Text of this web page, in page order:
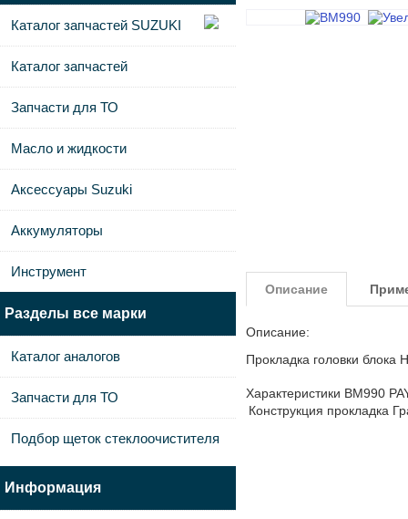
Описание
Описание:
Прокладка головки блока
Характеристики BM990
Конструкция прокладка
Каталог запчастей SUZUKI
Каталог запчастей
Запчасти для ТО
Масло и жидкости
Аксессуары Suzuki
Аккумуляторы
Инструмент
Разделы все марки
Каталог аналогов
Запчасти для ТО
Подбор щеток стеклоочистителя
Информация